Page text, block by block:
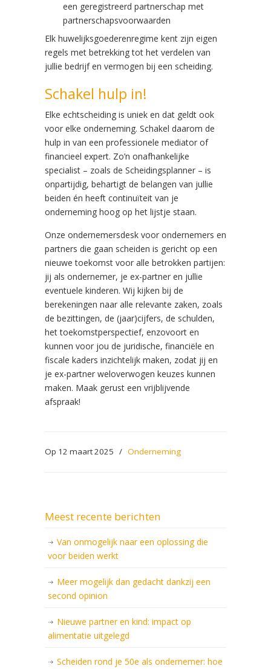
een geregistreerd partnerschap met
partnerschapsvoorwaarden
Elk huwelijksgoederenregime kent zijn eigen
regels met betrekking tot het verdelen van
jullie bedrijf en vermogen bij een scheiding.
Schakel hulp in!
Elke echtscheiding is uniek en dat geldt ook
voor elke onderneming. Schakel daarom de
hulp in van een professionele mediator of
financieel expert. Zo’n onafhankelijke
specialist – zoals de Scheidingsplanner – is
onpartijdig, behartigt de belangen van jullie
beiden én heeft continuïteit van je
onderneming hoog op het lijstje staan.
Onze ondernemersdesk voor ondernemers en
partners die gaan scheiden is gericht op een
nieuwe toekomst voor alle betrokken partijen:
jij als ondernemer, je ex-partner en jullie
eventuele kinderen. Wij kijken bij de
berekeningen naar alle relevante zaken, zoals
de bezittingen, de (jaar)cijfers, de schulden,
het toekomstperspectief, enzovoort en
kunnen voor jou de juridische, financiële en
fiscale kaders inzichtelijk maken, zodat jij en
je ex-partner weloverwogen keuzes kunnen
maken. Maak gerust een vrijblijvende
afspraak!
Op 12 maart 2025 / Onderneming
Meest recente berichten
Van onmogelijk naar een oplossing die
voor beiden werkt
Meer mogelijk dan gedacht dankzij een
second opinion
Nieuwe partner en kind: impact op
alimentatie uitgelegd
Scheiden rond je 50e als ondernemer: hoe